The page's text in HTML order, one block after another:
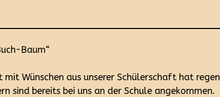
Baum“
Wünschen aus unserer Schülerschaft hat
sind bereits bei uns an der Schule angekommen.